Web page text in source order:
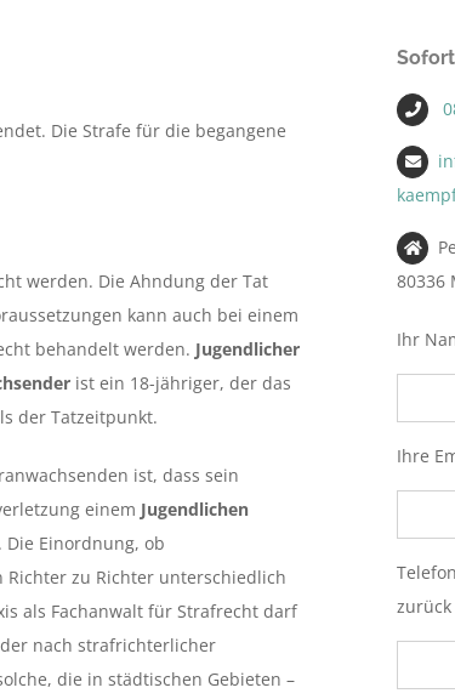
Die Strafe für die begangene
werden. Die Ahndung der Tat
kann auch bei einem
behandelt werden. Jugendlicher
ist ein 18-jähriger, der das
der Tatzeitpunkt.
ist, dass sein
einem Jugendlichen
Die Einordnung, ob
zu Richter unterschiedlich
als Fachanwalt für Strafrecht darf
nach strafrichterlicher
die in städtischen Gebieten –
80336
Ihr
Ihre
zurück